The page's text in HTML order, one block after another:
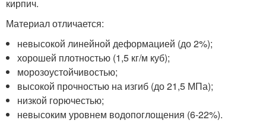
кирпич.
Материал отличается:
невысокой линейной деформацией (до 2%);
хорошей плотностью (1,5 кг/м куб);
морозоустойчивостью;
высокой прочностью на изгиб (до 21,5 МПа);
низкой горючестью;
невысоким уровнем водопоглощения (6-22%).